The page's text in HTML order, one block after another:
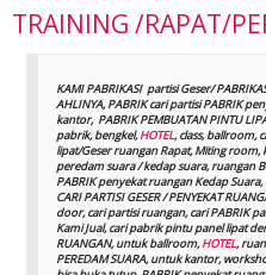
TRAINING /RAPAT/
KAMI PABRIKASI partisi Geser/
AHLINYA, PABRIK cari partisi PABRIK
kantor, PABRIK PEMBUATAN PINTU
pabrik, bengkel,HOTEL, class, ballroom,
lipat/Geser ruangan Rapat, Miting
peredam suara / kedap suara, ruangan
PABRIK penyekat ruangan Kedap
CARI PARTISI GESER / PENYEKAT
door, cari partisi ruangan, cari PABRIK
Kami Jual, cari pabrik pintu panel lipat
RUANGAN, untuk ballroom,HOTEL,
PEREDAM SUARA, untuk kantor,